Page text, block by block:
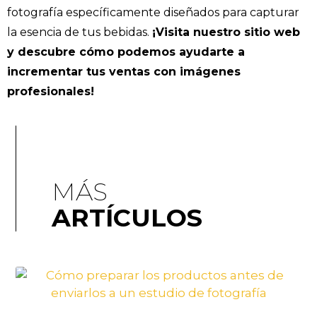
fotografía específicamente diseñados para capturar
la esencia de tus bebidas. ¡Visita nuestro sitio web
y descubre cómo podemos ayudarte a
incrementar tus ventas con imágenes
profesionales!
MÁS
ARTÍCULOS